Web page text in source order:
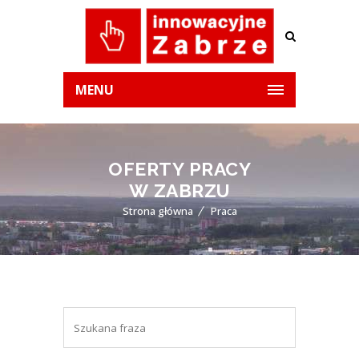
MENU
OFERTY PRACY
W ZABRZU
Strona główna Praca